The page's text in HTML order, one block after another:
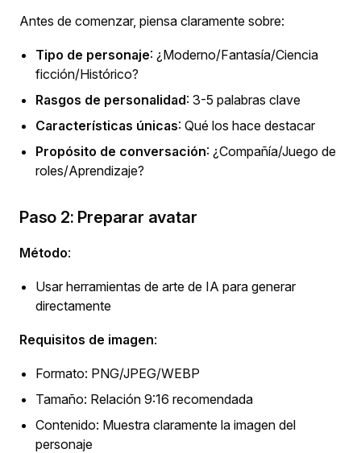
Antes de comenzar, piensa claramente sobre:
Tipo de personaje: ¿Moderno/Fantasía/Ciencia
ficción/Histórico?
Rasgos de personalidad: 3-5 palabras clave
Características únicas: Qué los hace destacar
Propósito de conversación: ¿Compañía/Juego de
roles/Aprendizaje?
Paso 2: Preparar avatar
Método:
Usar herramientas de arte de IA para generar
directamente
Requisitos de imagen:
Formato: PNG/JPEG/WEBP
Tamaño: Relación 9:16 recomendada
Contenido: Muestra claramente la imagen del
personaje